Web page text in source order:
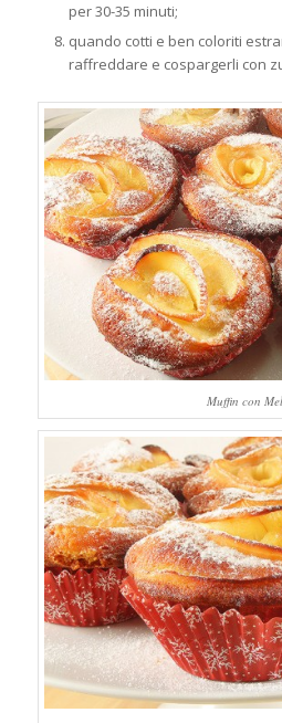
per 30-35 minuti;
quando cotti e ben coloriti
raffreddare e cospargerli con
Muffin con